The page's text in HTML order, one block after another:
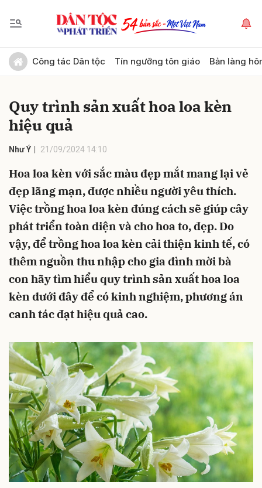
Công tác Dân tộc Tín ngưỡng tôn giáo Bản làng
Quy trình sản xuất hoa loa kèn
hiệu quả
Như Ý 21/09/2024 14:10
Hoa loa kèn với sắc màu đẹp mắt mang lại vẻ
đẹp lãng mạn, được nhiều người yêu thích.
Việc trồng hoa loa kèn đúng cách sẽ giúp cây
phát triển toàn diện và cho hoa to, đẹp. Do
vậy, để trồng hoa loa kèn cải thiện kinh tế, có
thêm nguồn thu nhập cho gia đình mời bà
con hãy tìm hiểu quy trình sản xuất hoa loa
kèn dưới đây để có kinh nghiệm, phương án
canh tác đạt hiệu quả cao.
Gửi bình luận
Hủy Gửi